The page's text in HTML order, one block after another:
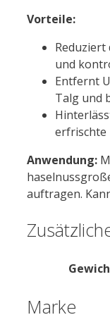
Vorteile:
und
Entfernt
Talg und
erfrischte
Anwendung:
auftragen.
Marke